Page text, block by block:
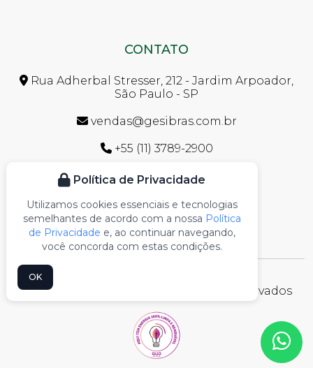
CONTATO
Rua Adherbal Stresser, 212 - Jardim Arpoador,
São Paulo - SP
vendas@gesibras.com.br
+55 (11) 3789-2900
0800.700.2900
+55 (11) 96496-9073
Gesibrás © 2026 - Todos os Direitos Reservados
Política de Privacidade
Utilizamos cookies essenciais e tecnologias
semelhantes de acordo com a nossa Política
de Privacidade e, ao continuar navegando,
você concorda com estas condições.
OK